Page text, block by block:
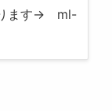
ります→ ml-